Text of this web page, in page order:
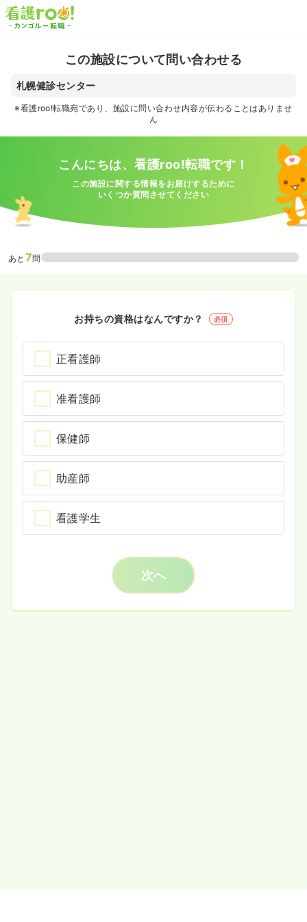
この施設について問い合わせる
札幌健診センター
※看護roo!転職宛であり、施設に問い合わせ内容が伝わることはありませ
ん
こんにちは、看護roo!転職です！
この施設に関する情報をお届けするために
いくつか質問させてください
あと 7問
お持ちの資格はなんですか？ 必須
正看護師
准看護師
保健師
助産師
看護学生
次へ